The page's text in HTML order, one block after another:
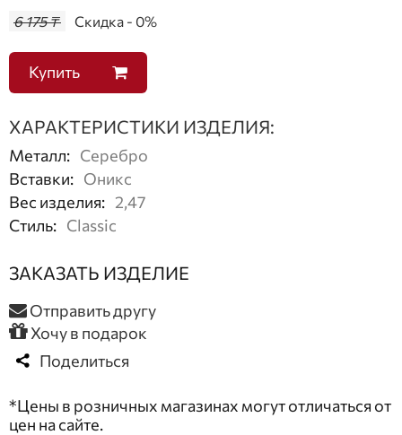
6 175 ₸ Скидка - 0%
Купить
ХАРАКТЕРИСТИКИ ИЗДЕЛИЯ:
Металл: Серебро
Вставки: Оникс
Вес изделия: 2,47
Стиль: Classic
ЗАКАЗАТЬ ИЗДЕЛИЕ
Отправить другу
Хочу в подарок
Поделиться
*Цены в розничных магазинах могут отличаться от
цен на сайте.